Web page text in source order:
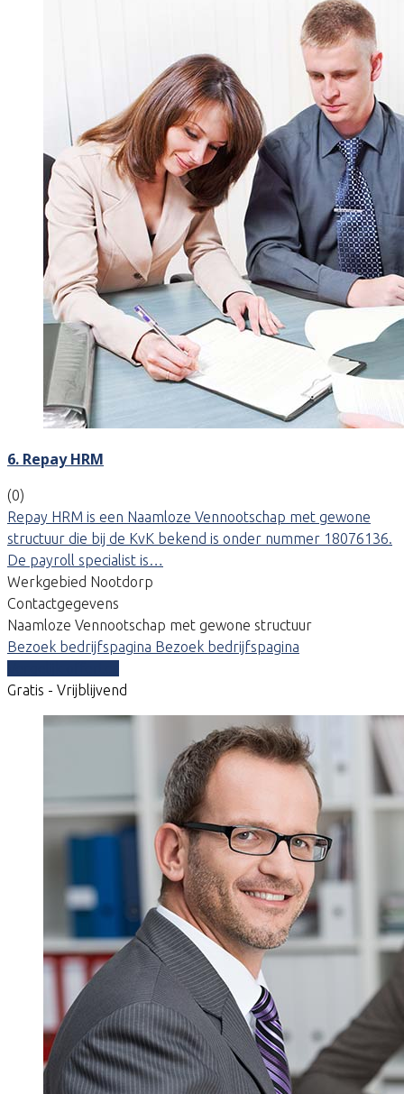
6. Repay HRM
(0)
Repay HRM is een Naamloze Vennootschap met gewone
structuur die bij de KvK bekend is onder nummer 18076136.
De payroll specialist is…
Werkgebied Nootdorp
Contactgegevens
Naamloze Vennootschap met gewone structuur
Bezoek bedrijfspagina Bezoek bedrijfspagina
Gratis - Vrijblijvend